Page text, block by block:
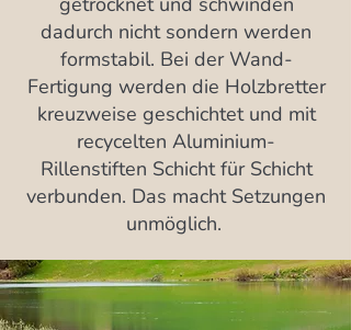
dadurch nicht sondern werden
formstabil. Bei der Wand-
Fertigung werden die Holzbretter
kreuzweise geschichtet und mit
recycelten Aluminium-
Rillenstiften Schicht für Schicht
verbunden. Das macht Setzungen
unmöglich.